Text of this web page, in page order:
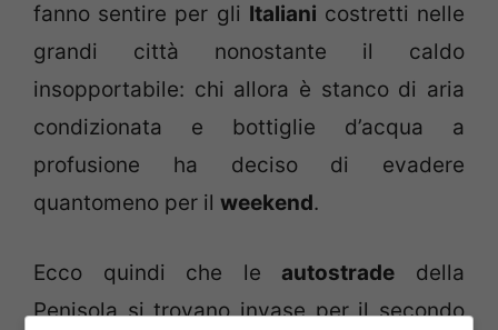
fanno sentire per gli Italiani costretti nelle
grandi città nonostante il caldo
insopportabile: chi allora è stanco di aria
condizionata e bottiglie d’acqua a
profusione ha deciso di evadere
quantomeno per il weekend.
Ecco quindi che leautostrade della
Penisola si trovano invase per il secondo